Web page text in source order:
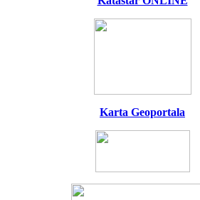
Karta Geoportala